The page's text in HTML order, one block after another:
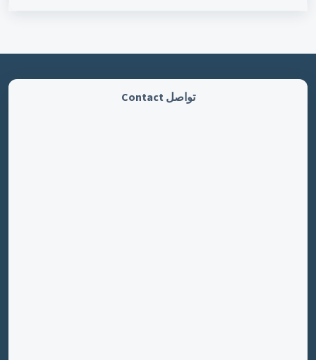
تواصل Contact